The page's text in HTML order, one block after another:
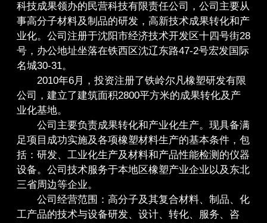
科技成果领办的民营科技有限责任公司，公司主要从
事高分子材料及制品的研发，高新技术成果转化和产
业化。公司注册于沈阳市经济技术开发区十四号街28
号，办公地址坐落在铁西区沈辽东路47-2号宏发国际
名城30-31。
2010年6月，投资注册了铁岭尔凡橡塑研发有限
公司，建立了建筑面积2800平方米的成果转化及产
业化基地。
公司主要负责成果转化和产业化生产。现具备满
足项目成功实施及各项橡塑材料生产的基本条件，包
括：研发、工业化生产及材料和产品性能检测的仪器
设备。公司技术服务于本地区橡塑产业企业以及东北
三省周边等企业。
公司经营范围：高分子及其复合材料、制品、化
工产品的技术与设备研发、设计、转化、服务、咨